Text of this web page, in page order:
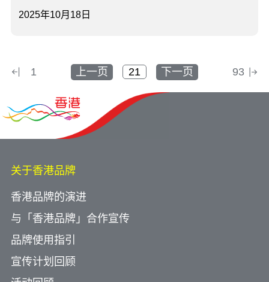
2025年10月18日
1 上一页 下一页 93
关于香港品牌
香港品牌的演进
与「香港品牌」合作宣传
品牌使用指引
宣传计划回顾